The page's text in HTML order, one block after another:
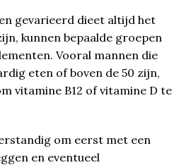
gevarieerd dieet altijd het
kunnen bepaalde groepen
Vooral mannen die
eten of boven de 50 zijn,
vitamine B12 of vitamine D te
om eerst met een
en eventueel